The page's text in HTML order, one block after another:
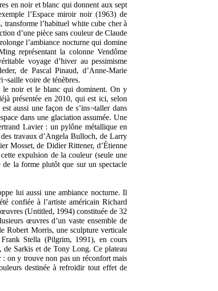
en noir et blanc qui donnent aux sept
l’Espace miroir noir (1963) de
transforme l’habituel white cube cher à
d’une pièce sans couleur de Claude
l’ambiance nocturne qui domine
représentant la colonne Vendôme
voyage d’hiver au pessimisme
de Pascal Pinaud, d’Anne-Marie
voire de ténèbres.
le noir et le blanc qui dominent. On y
présentée en 2010, qui est ici, selon
aussi une façon de s’ins¬taller dans
dans une glaciation assumée. Une
Lavier : un pylône métallique en
travaux d’Angela Bulloch, de Larry
Mosset, de Didier Rittener, d’Étienne
expulsion de la couleur (seule une
de la forme plutôt que sur un spectacle
lui aussi une ambiance nocturne. Il
confiée à l’artiste américain Richard
(Untitled, 1994) constituée de 32
œuvres d’un vaste ensemble de
Robert Morris, une sculpture verticale
Stella (Pilgrim, 1991), en cours
Sarkis et de Tony Long. Ce plateau
: on y trouve non pas un réconfort mais
destinée à refroidir tout effet de